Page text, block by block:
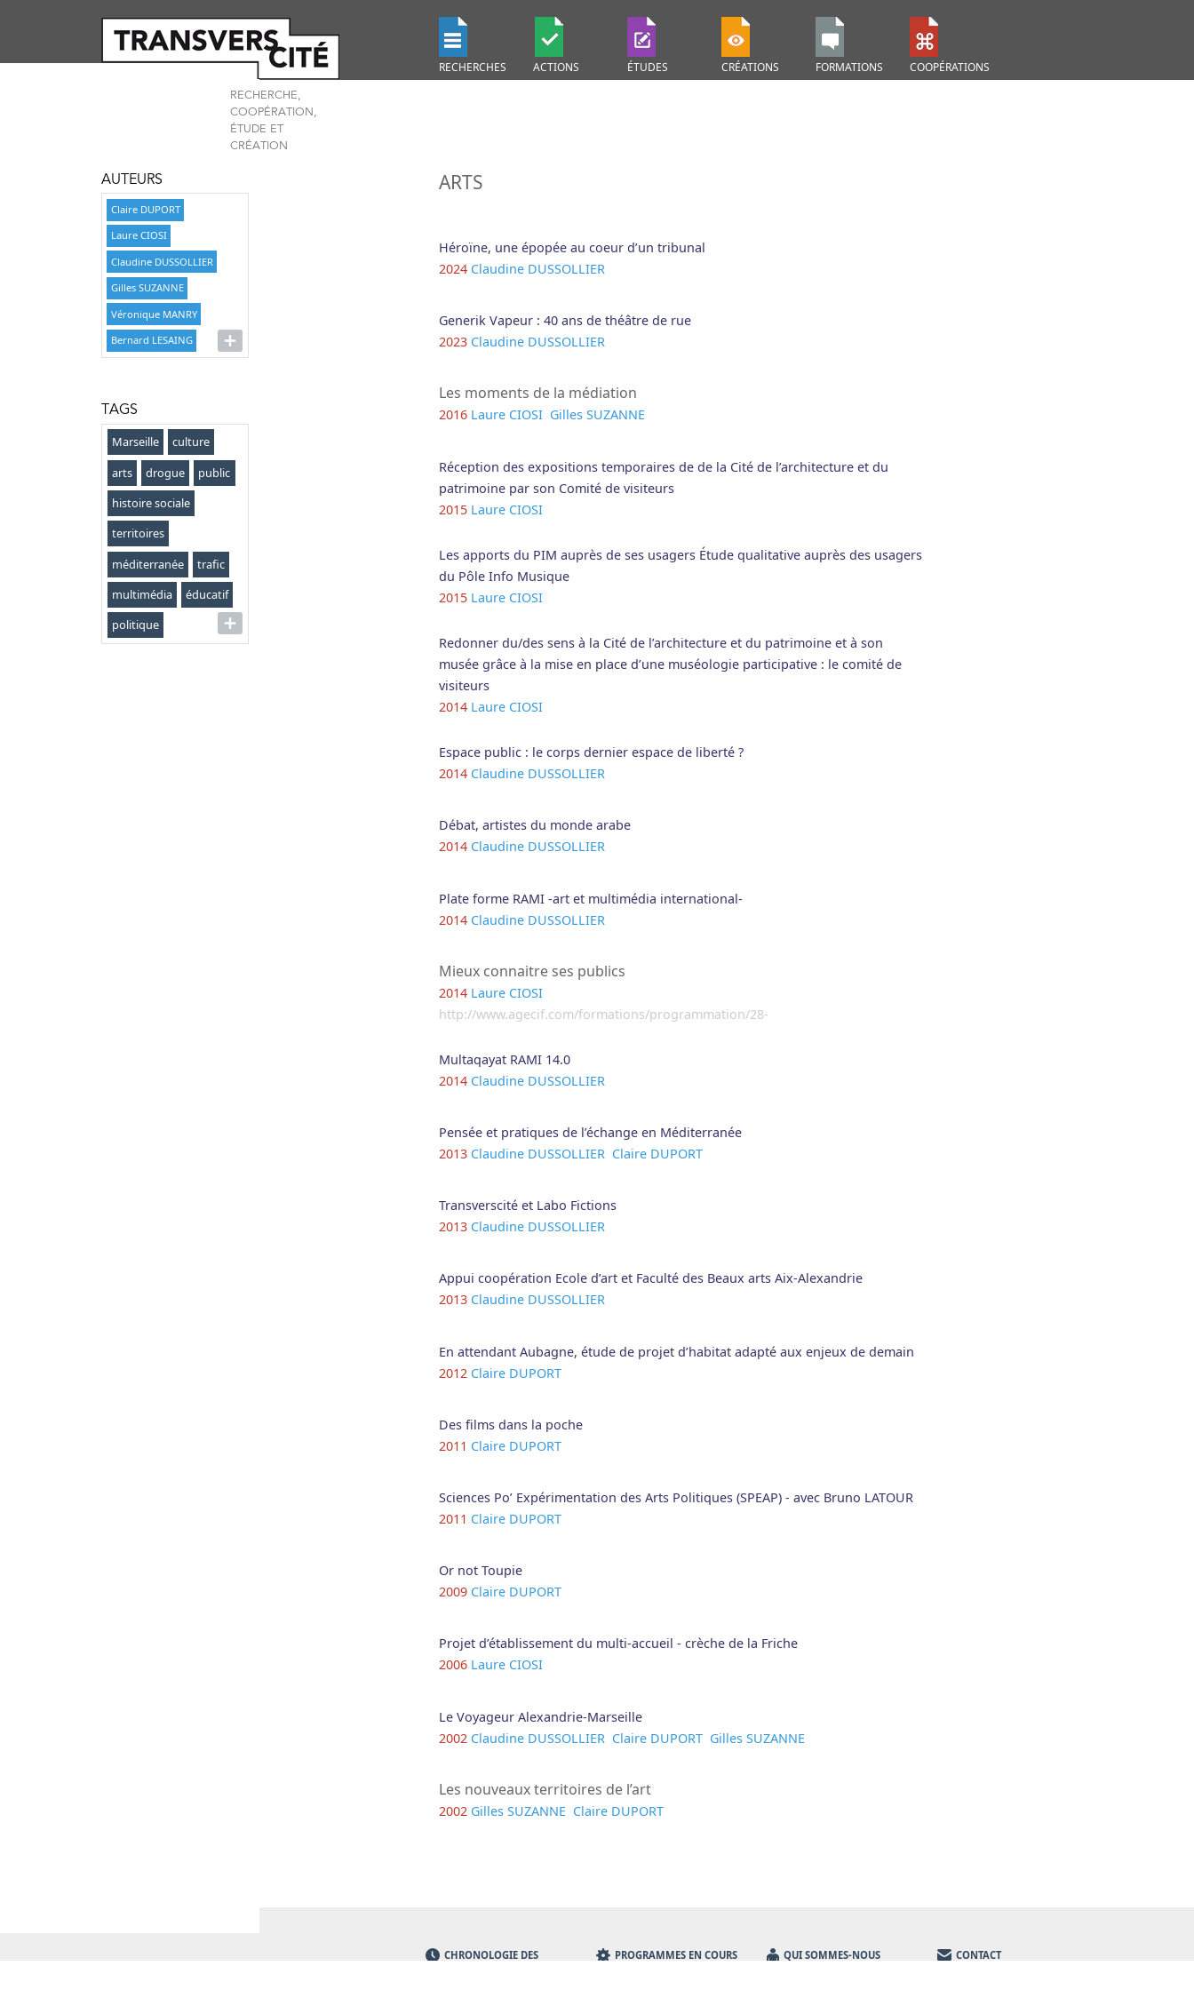
RECHERCHES ACTIONS ÉTUDES CRÉATIONS FORMATIONS COOPÉRATIONS
RECHERCHE,
COOPÉRATION,
ÉTUDE ET
CRÉATION
AUTEURS
Claire DUPORT
Laure CIOSI
Claudine DUSSOLLIER
Gilles SUZANNE
Véronique MANRY
Bernard LESAING
TAGS
Marseille
culture
arts
drogue
public
histoire sociale
territoires
méditerranée
trafic
multimédia
éducatif
politique
ARTS
Héroïne, une épopée au coeur d’un tribunal
2024 Claudine DUSSOLLIER
Generik Vapeur : 40 ans de théâtre de rue
2023 Claudine DUSSOLLIER
Les moments de la médiation
2016 Laure CIOSI Gilles SUZANNE
Réception des expositions temporaires de de la Cité de l’architecture et du
patrimoine par son Comité de visiteurs
2015 Laure CIOSI
Les apports du PIM auprès de ses usagers Étude qualitative auprès des usagers
du Pôle Info Musique
2015 Laure CIOSI
Redonner du/des sens à la Cité de l’architecture et du patrimoine et à son
musée grâce à la mise en place d’une muséologie participative : le comité de
visiteurs
2014 Laure CIOSI
Espace public : le corps dernier espace de liberté ?
2014 Claudine DUSSOLLIER
Débat, artistes du monde arabe
2014 Claudine DUSSOLLIER
Plate forme RAMI -art et multimédia international-
2014 Claudine DUSSOLLIER
Mieux connaitre ses publics
2014 Laure CIOSI
http://www.agecif.com/formations/programmation/28-
Multaqayat RAMI 14.0
2014 Claudine DUSSOLLIER
Pensée et pratiques de l’échange en Méditerranée
2013 Claudine DUSSOLLIER Claire DUPORT
Transverscité et Labo Fictions
2013 Claudine DUSSOLLIER
Appui coopération Ecole d’art et Faculté des Beaux arts Aix-Alexandrie
2013 Claudine DUSSOLLIER
En attendant Aubagne, étude de projet d’habitat adapté aux enjeux de demain
2012 Claire DUPORT
Des films dans la poche
2011 Claire DUPORT
Sciences Po’ Expérimentation des Arts Politiques (SPEAP) - avec Bruno LATOUR
2011 Claire DUPORT
Or not Toupie
2009 Claire DUPORT
Projet d’établissement du multi-accueil - crèche de la Friche
2006 Laure CIOSI
Le Voyageur Alexandrie-Marseille
2002 Claudine DUSSOLLIER Claire DUPORT Gilles SUZANNE
Les nouveaux territoires de l’art
2002 Gilles SUZANNE Claire DUPORT
CHRONOLOGIE DES
PROGRAMMES EN COURS QUI SOMMES-NOUS CONTACT